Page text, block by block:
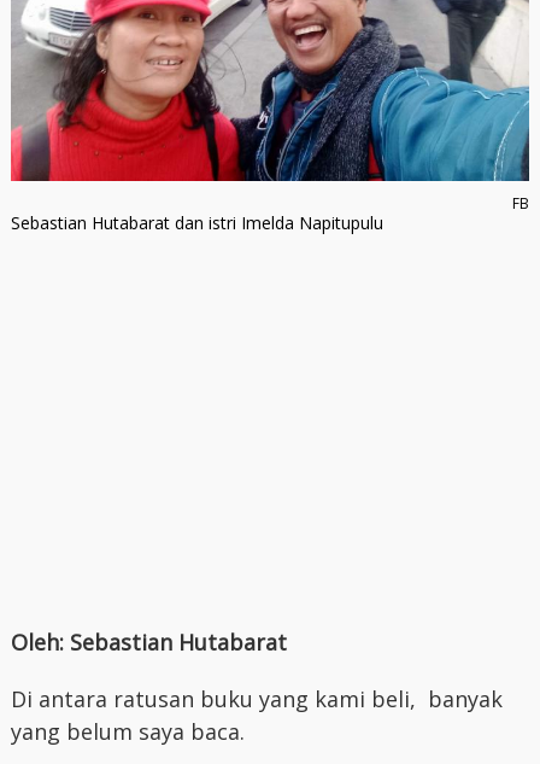
FB
Sebastian Hutabarat dan istri Imelda Napitupulu
Oleh: Sebastian Hutabarat
Di antara ratusan buku yang kami beli, banyak
yang belum saya baca.